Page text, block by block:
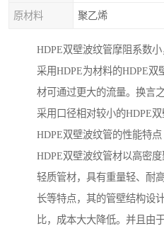
原材料 聚乙烯
HDPE双壁波纹管摩阻系数
采用HDPE为材料的HDPE
材可通过更大的流量。换言
采用口径相对较小的HDPE双
HDPE双壁波纹管的性能特点
HDPE双壁波纹管材以高密
轻质管材，具有重量轻、耐
长等特点，其的管壁结构设
比，成本大大降低。并且由